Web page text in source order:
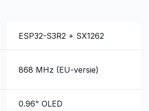
ESP32-S3R2 + SX1262
868 MHz (EU-versie)
0.96" OLED